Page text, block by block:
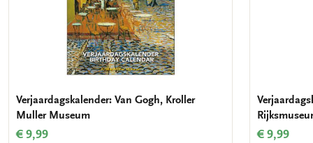
Verjaardagskalender: Van Gogh, Kroller
Muller Museum
€ 9,99 € 9,99